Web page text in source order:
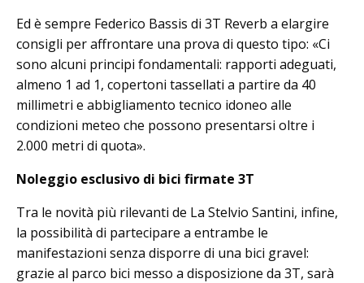
Ed è sempre Federico Bassis di 3T Reverb a elargire
consigli per affrontare una prova di questo tipo: «Ci
sono alcuni principi fondamentali: rapporti adeguati,
almeno 1 ad 1, copertoni tassellati a partire da 40
millimetri e abbigliamento tecnico idoneo alle
condizioni meteo che possono presentarsi oltre i
2.000 metri di quota».
Noleggio esclusivo di bici firmate 3T
Tra le novità più rilevanti de La Stelvio Santini, infine,
la possibilità di partecipare a entrambe le
manifestazioni senza disporre di una bici gravel:
grazie al parco bici messo a disposizione da 3T, sarà